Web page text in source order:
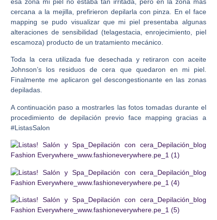
cercana a la mejilla, prefirieron depilarla con pinza. En el face
mapping se pudo visualizar que mi piel presentaba algunas
alteraciones de sensibilidad (telagestacia, enrojecimiento, piel
escamoza) producto de un tratamiento mecánico.
Toda la cera utilizada fue desechada y retiraron con aceite
Johnson’s los residuos de cera que quedaron en mi piel.
Finalmente me aplicaron gel descongestionante en las zonas
depiladas.
A continuación paso a mostrarles las fotos tomadas durante el
procedimiento de depilación previo face mapping gracias a
#ListasSalon